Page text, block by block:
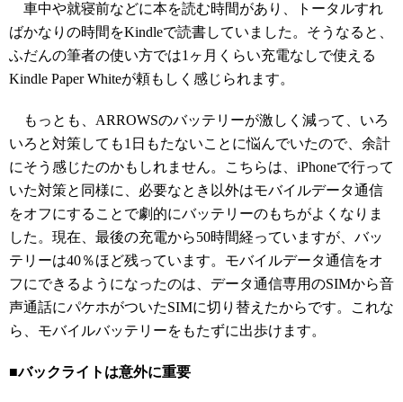
車中や就寝前などに本を読む時間があり、トータルすれ
ばかなりの時間をKindleで読書していました。そうなると、
ふだんの筆者の使い方では1ヶ月くらい充電なしで使える
Kindle Paper Whiteが頼もしく感じられます。
もっとも、ARROWSのバッテリーが激しく減って、いろ
いろと対策しても1日もたないことに悩んでいたので、余計
にそう感じたのかもしれません。こちらは、iPhoneで行って
いた対策と同様に、必要なとき以外はモバイルデータ通信
をオフにすることで劇的にバッテリーのもちがよくなりま
した。現在、最後の充電から50時間経っていますが、バッ
テリーは40％ほど残っています。モバイルデータ通信をオ
フにできるようになったのは、データ通信専用のSIMから音
声通話にパケホがついたSIMに切り替えたからです。これな
ら、モバイルバッテリーをもたずに出歩けます。
■バックライトは意外に重要